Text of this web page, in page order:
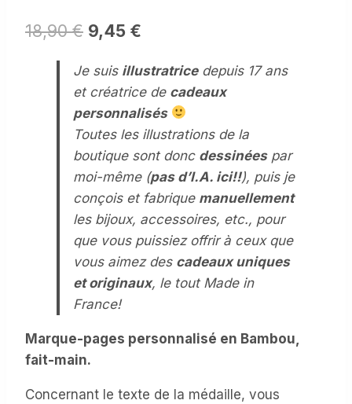
18,90€ Le
initial
était :
18,90 €.
9,45 €
actuel
est :
9,45 €.
Je suis illustratricedepuis 17 ans
et créatrice de cadeaux
personnalisés
Toutes les illustrations de la
boutique sont donc dessinéespar
moi-même (pas d’I.A. ici!!), puis je
conçois et fabrique manuellement
les bijoux, accessoires, etc., pour
que vous puissiez offrir à ceux que
vous aimez des cadeaux uniques
et originaux, le tout Made in
France!
Marque-pages personnalisé en Bambou,
fait-main.
Concernant le texte de la médaille, vous